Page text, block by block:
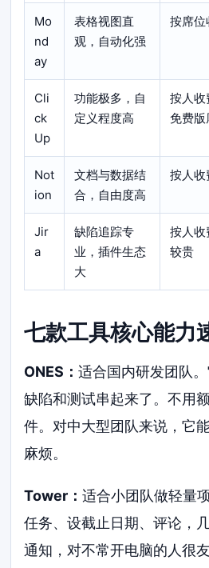
Mo
nd
ay
表格视图直
观，自动化强
按席位
Cli
ck
Up
功能极多，自
定义程度高
按人收
免费版
Not
ion
文档与数据结
合，自由度高
按人收
Jir
a
缺陷追踪专
业，插件生态
大
按人收
较贵
七款工具核心能力
ONES：适合国内研发团队。
缺陷和测试串起来了。不用
件。对中大型团队来说，它
麻烦。
Tower：适合小团队做轻量
任务、设截止日期、评论，
通知，对不常开电脑的人很